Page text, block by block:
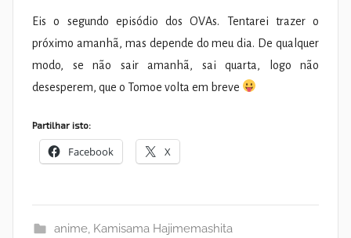
Eis o segundo episódio dos OVAs. Tentarei trazer o
próximo amanhã, mas depende do meu dia. De qualquer
modo, se não sair amanhã, sai quarta, logo não
desesperem, que o Tomoe volta em breve
Partilhar isto:
Facebook X
anime, Kamisama Hajimemashita